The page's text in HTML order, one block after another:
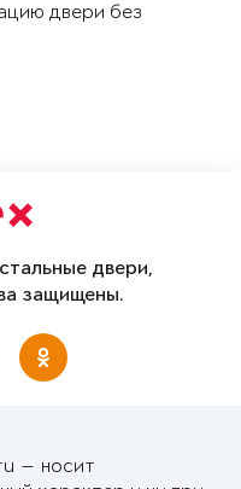
двери без
двери,
защищены.
— носит